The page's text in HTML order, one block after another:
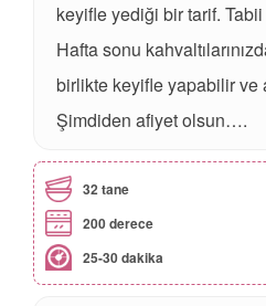
keyifle yediği bir tarif.
Hafta sonu
birlikte keyifle yapabilir ve
Şimdiden afiyet olsun….
32 tane
200 derece
25-30 dakika